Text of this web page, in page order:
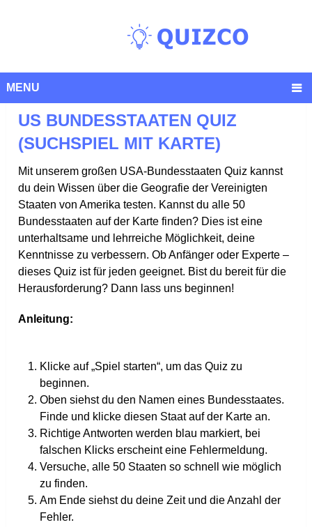
MENU
US BUNDESSTAATEN QUIZ
(SUCHSPIEL MIT KARTE)
Mit unserem großen USA-Bundesstaaten Quiz kannst
du dein Wissen über die Geografie der Vereinigten
Staaten von Amerika testen. Kannst du alle 50
Bundesstaaten auf der Karte finden? Dies ist eine
unterhaltsame und lehrreiche Möglichkeit, deine
Kenntnisse zu verbessern. Ob Anfänger oder Experte –
dieses Quiz ist für jeden geeignet. Bist du bereit für die
Herausforderung? Dann lass uns beginnen!
Anleitung:
Klicke auf „Spiel starten“, um das Quiz zu
beginnen.
Oben siehst du den Namen eines Bundesstaates.
Finde und klicke diesen Staat auf der Karte an.
Richtige Antworten werden blau markiert, bei
falschen Klicks erscheint eine Fehlermeldung.
Versuche, alle 50 Staaten so schnell wie möglich
zu finden.
Am Ende siehst du deine Zeit und die Anzahl der
Fehler.